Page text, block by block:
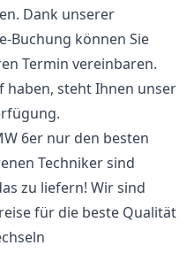
Dank unserer
Buchung können Sie
Termin vereinbaren.
haben, steht Ihnen unser
6er nur den besten
Techniker sind
zu liefern! Wir sind
für die beste Qualität